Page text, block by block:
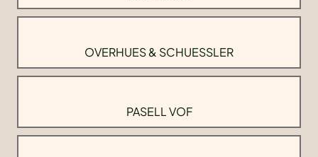
OVERHUES & SCHUESSLER
PASELL VOF